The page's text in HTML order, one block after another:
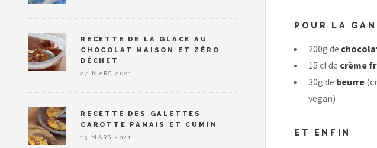
POUR LA
200g de
15 cl de crème
30g de beurre
vegan)
ET ENFIN
RECETTE DE LA GLACE AU
CHOCOLAT MAISON ET ZÉRO
DÉCHET
27 MARS 2021
RECETTE DES GALETTES
CAROTTE PANAIS ET CUMIN
13 MARS 2021